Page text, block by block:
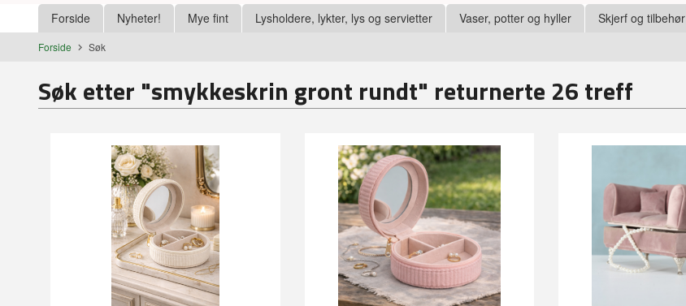
Produkter
Forside Nyheter! Mye fint Lysholdere, lykter, lys og servietter Vaser, potter og hyller Skjerf og tilbehør
Forside Søk
Søk etter "smykkeskrin gront rundt" returnerte 26 treff